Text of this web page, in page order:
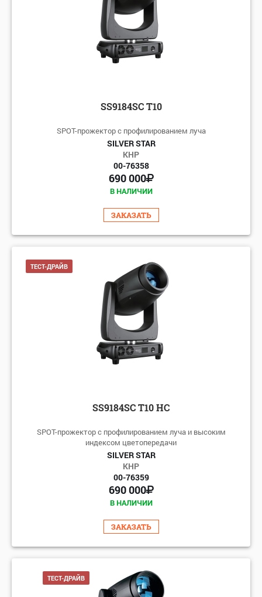
SS9184SC T10
SPOT-прожектор с профилированием луча
SILVER STAR
КНР
00-76358
690 000
В НАЛИЧИИ
ЗАКАЗАТЬ
ТЕСТ-ДРАЙВ
SS9184SC T10 HC
SPOT-прожектор с профилированием луча и высоким
индексом цветопередачи
SILVER STAR
КНР
00-76359
690 000
В НАЛИЧИИ
ЗАКАЗАТЬ
ТЕСТ-ДРАЙВ